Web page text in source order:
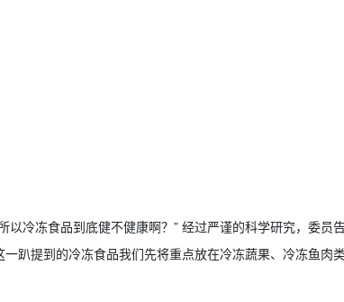
以冷冻食品到底健不健康啊？” 经过严谨的科学研究，委员
趴提到的冷冻食品我们先将重点放在冷冻蔬果、冷冻鱼肉